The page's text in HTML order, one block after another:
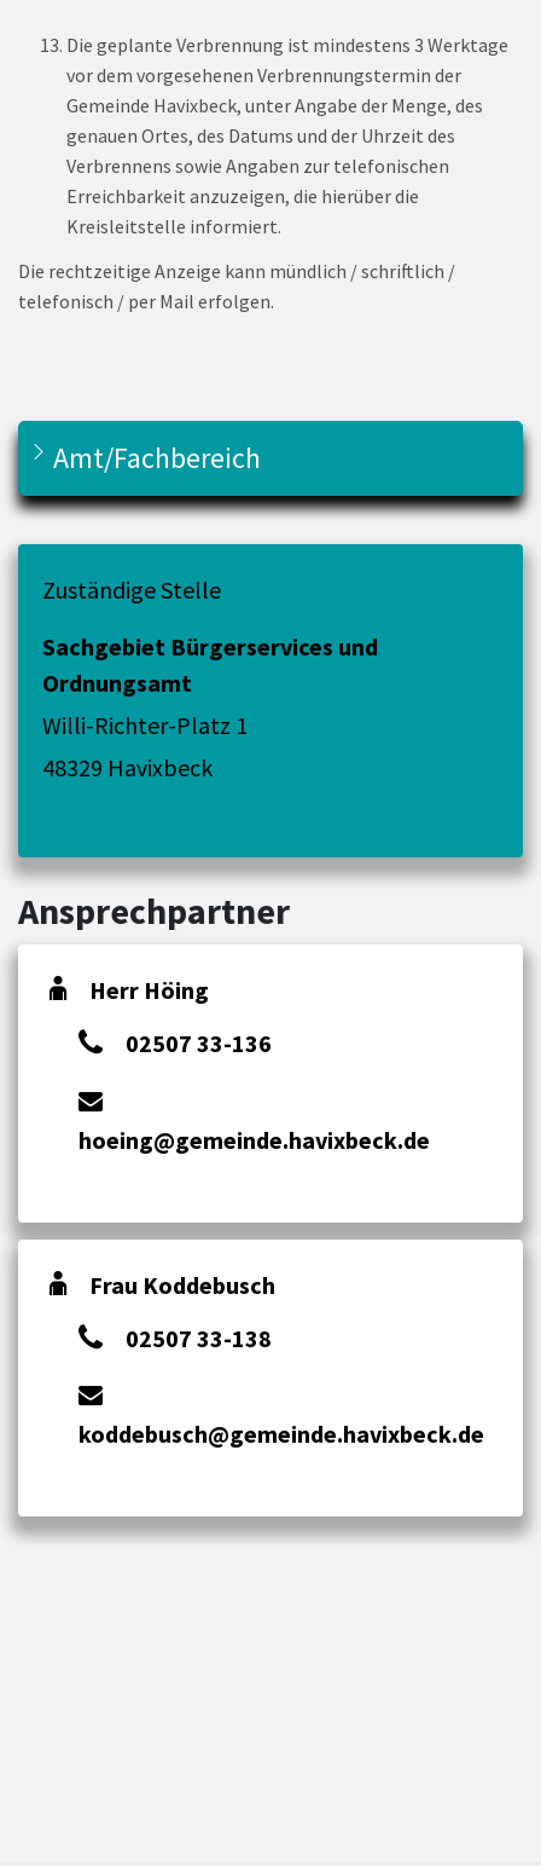
Die geplante Verbrennung ist mindestens 3 Werktage
vor dem vorgesehenen Verbrennungstermin der
Gemeinde Havixbeck, unter Angabe der Menge, des
genauen Ortes, des Datums und der Uhrzeit des
Verbrennens sowie Angaben zur telefonischen
Erreichbarkeit anzuzeigen, die hierüber die
Kreisleitstelle informiert.
Die rechtzeitige Anzeige kann mündlich / schriftlich /
telefonisch / per Mail erfolgen.
Amt/Fachbereich
Zuständige Stelle
Sachgebiet Bürgerservices und
Ordnungsamt
Willi-Richter-Platz 1
48329 Havixbeck
Ansprechpartner
Herr Höing
02507 33-136
hoeing@gemeinde.havixbeck.de
Frau Koddebusch
02507 33-138
koddebusch@gemeinde.havixbeck.de